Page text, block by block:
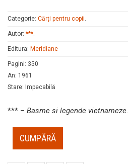
Categorie: Cărți pentru copii.
Autor: ***.
Editura: Meridiane
Pagini: 350
An: 1961
Stare: Impecabilă
*** – Basme si legende vietnameze.
CUMPĂRĂ